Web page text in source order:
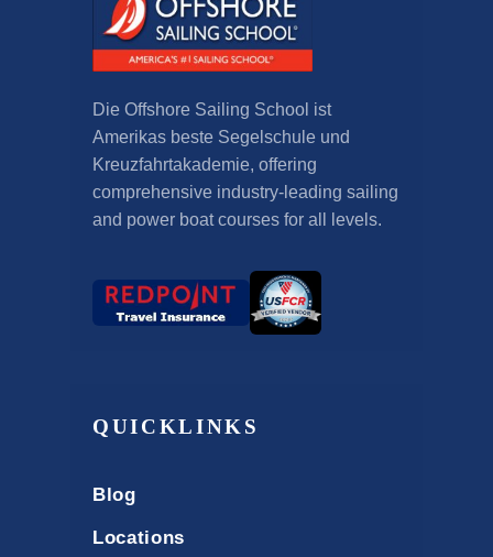
Die Offshore Sailing School ist
Amerikas beste Segelschule und
Kreuzfahrtakademie, offering
comprehensive industry-leading sailing
and power boat courses for all levels.
QUICKLINKS
Blog
Locations